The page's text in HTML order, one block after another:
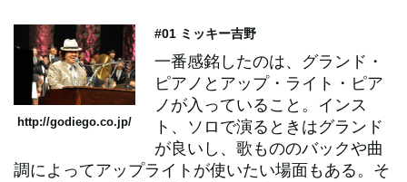
http://godiego.co.jp/
#01 ミッキー吉野
一番感銘したのは、グランド・
ピアノとアップ・ライト・ピア
ノが入っていること。インス
ト、ソロで演るときはグランド
が良いし、歌もののバックや曲
調によってアップライトが使いたい場面もある。そ